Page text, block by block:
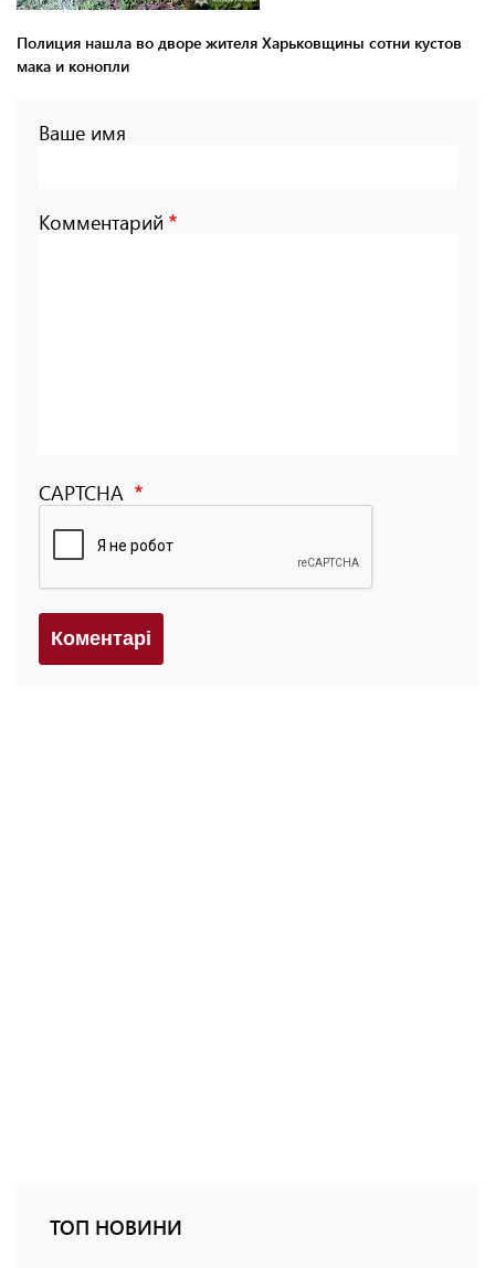
Полиция нашла во дворе жителя Харьковщины сотни кустов
мака и конопли
Ваше имя
Комментарий
CAPTCHA
Коментарi
ТОП НОВИНИ